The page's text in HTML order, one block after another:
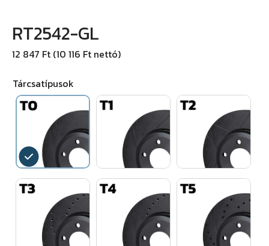
RT2542-GL
12 847 Ft (10 116 Ft nettó)
Tárcsatípusok